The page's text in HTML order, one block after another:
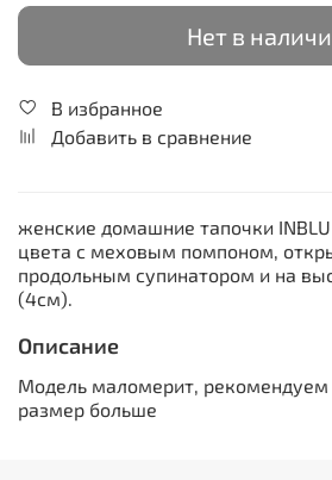
Нет в
В избранное
Добавить в сравнение
женские домашние тапочки
цвета с меховым помпоном,
продольным супинатором и на
(4см).
Описание
Модель маломерит, рекомендуем
размер больше